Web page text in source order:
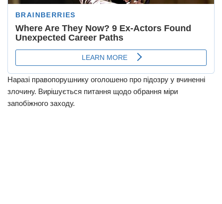
Наразі правопорушнику оголошено про підозру у вчиненні
злочину. Вирішується питання щодо обрання міри
запобіжного заходу.